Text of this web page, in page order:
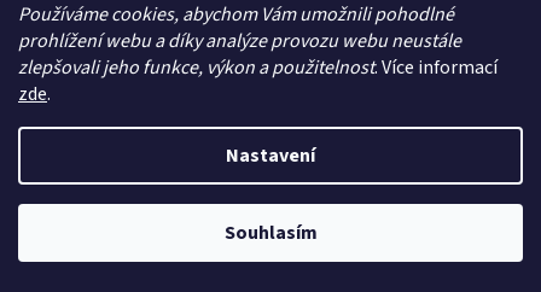
Používáme cookies, abychom Vám umožnili pohodlné
prohlížení webu a díky analýze provozu webu neustále
zlepšovali jeho funkce, výkon a použitelnost. Více informací
zde.
Nastavení
Souhlasím
Na dotaz
Do košíku
Kuřecí chlaz. čtvrtky